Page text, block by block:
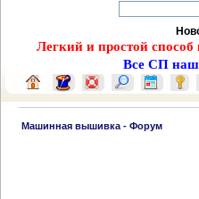
Легкий и простой
Все СП
Машинная вышивка - Форум